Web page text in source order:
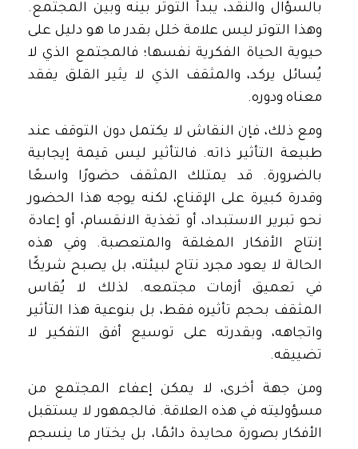
بالسؤال والنقد، يبدأ التوتر بينه وبين المجتمع.
وهذا التوتر ليس علامة خلل بقدر ما هو دليل على
حيوية الحياة الفكرية نفسها؛ فالمجتمع الذي لا
يُسائل يركد، والمثقف الذي لا يثير القلق يفقد
معناه ودوره.
ومع ذلك، فإن النقاش لا يكتمل دون التوقف عند
طبيعة التأثير ذاته. فالتأثير ليس قيمة إيجابية
بالضرورة. قد يمتلك المثقف حضورًا واسعًا
وقدرة كبيرة على الإقناع، لكنه يوجه هذا الحضور
نحو تبرير الاستبداد، أو تغذية الانقسام، أو إعادة
إنتاج الأفكار المغلقة والمتعصبة. وفي هذه
الحالة لا يعود مجرد نتاج لبيئته، بل يصبح شريكًا
في تعميق أزمات مجتمعه. لذلك لا يُقاس
المثقف بحجم تأثيره فقط، بل بنوعية هذا التأثير
واتجاهه، وبقدرته على توسيع أفق التفكير لا
تضييقه.
ومن جهة أخرى، لا يمكن إعفاء المجتمع من
مسؤوليته في هذه العلاقة. فالجمهور لا يستقبل
الأفكار بصورة محايدة دائمًا، بل يختار ما ينسجم